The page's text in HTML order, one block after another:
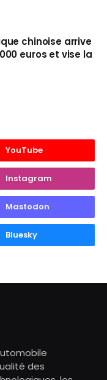
chinoise arrive
euros et vise la
YouTube
Instagram
Mastodon
Bluesky
des